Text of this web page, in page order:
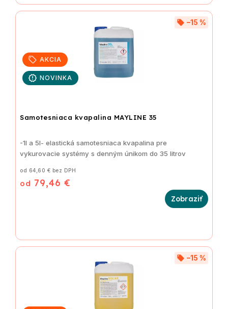
AKCIA
NOVINKA
Samotesniaca kvapalina MAYLINE 35
–15 %
od 64,60 € bez DPH
od 79,46 €
-1l a 5l- elastická samotesniaca kvapalina pre
vykurovacie systémy s denným únikom do 35 litrov
–15 %